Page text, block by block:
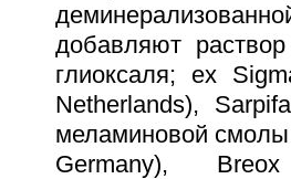
добавляют
глиоксаля; ex
Netherlands),
меламиновой
Germany),